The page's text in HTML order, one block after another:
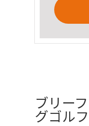
ブリー
グゴル